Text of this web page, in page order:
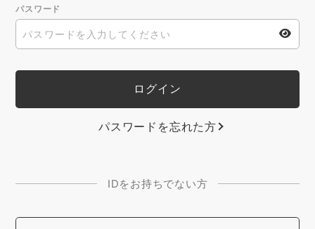
パスワード
パスワードを忘れた方
IDをお持ちでない方